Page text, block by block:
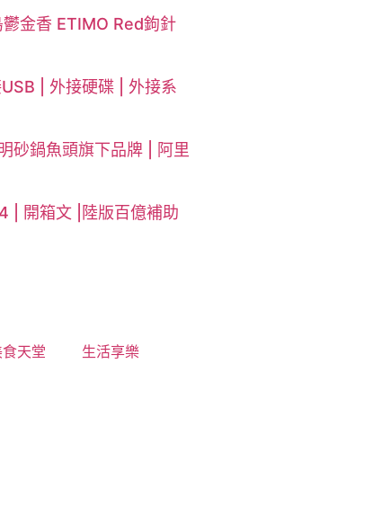
鬱金香 ETIMO Red鉤針
| 外接硬碟 | 外接系
砂鍋魚頭旗下品牌 | 阿里
| 開箱文 |陸版百億補助
食天堂 生活享樂